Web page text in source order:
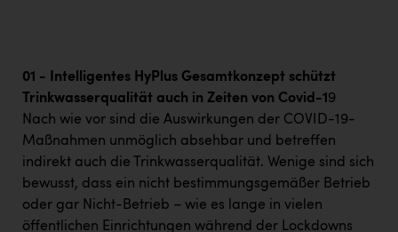
Wirtschaftskammer OÖ
ZGONC
ZULuft - Zukunft Luft Austria
z.l.ö.
Österreichisches Hebammengremium
01 - Intelligentes HyPlus Gesamtkonzept schützt
Trinkwasserqualität auch in Zeiten von Covid-19
Nach wie vor sind die Auswirkungen der COVID-19-
Maßnahmen unmöglich absehbar und betreffen
indirekt auch die Trinkwasserqualität. Wenige sind sich
bewusst, dass ein nicht bestimmungsgemäßer Betrieb
oder gar Nicht-Betrieb – wie es lange in vielen
öffentlichen Einrichtungen während der Lockdowns